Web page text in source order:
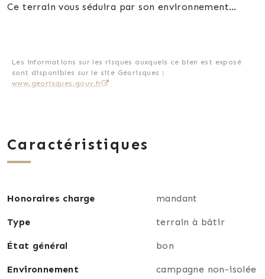
Ce terrain vous séduira par son environnement
Une seconde parcelle attenante de 675m² est
également en vente. Possibilité d'acquérir les 2 lots
73 32 83.
Les informations sur les risques auxquels ce bien est exposé
sont disponibles sur le site Géorisques :
www.georisques.gouv.fr
Caractéristiques
Honoraires charge mandant
Type terrain à bâtir
État général bon
Environnement campagne non-isolée